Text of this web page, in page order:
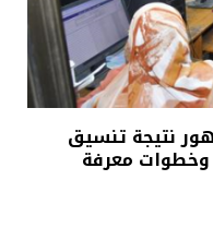
نتيجة تنسيق
الأولى وخطوات معرفة